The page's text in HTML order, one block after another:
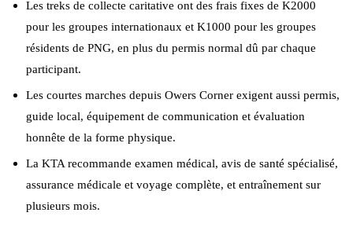
Les treks de collecte caritative ont des frais fixes de K2000
pour les groupes internationaux et K1000 pour les groupes
résidents de PNG, en plus du permis normal dû par chaque
participant.
Les courtes marches depuis Owers Corner exigent aussi permis,
guide local, équipement de communication et évaluation
honnête de la forme physique.
La KTA recommande examen médical, avis de santé spécialisé,
assurance médicale et voyage complète, et entraînement sur
plusieurs mois.